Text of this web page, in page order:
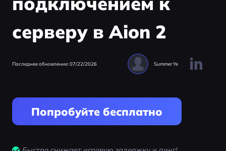
серверу в Aion 2
Последнее обновление: 07/22/2026 Summer Ye
Попробуйте бесплатно